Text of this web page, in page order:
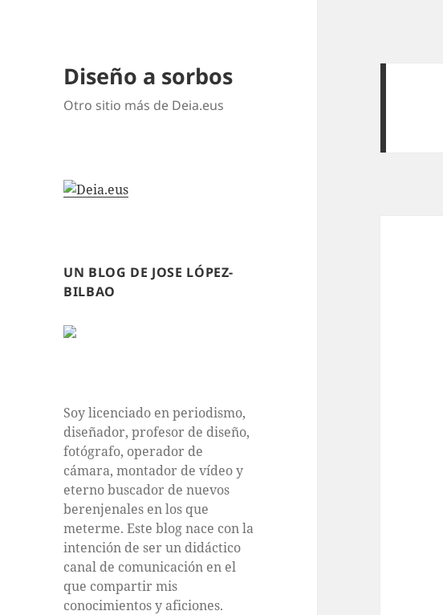
Diseño a sorbos
Otro sitio más de Deia.eus
UN BLOG DE JOSE LÓPEZ-
BILBAO
Soy licenciado en periodismo,
diseñador, profesor de diseño,
fotógrafo, operador de
cámara, montador de vídeo y
eterno buscador de nuevos
berenjenales en los que
meterme. Este blog nace con la
intención de ser un didáctico
canal de comunicación en el
que compartir mis
conocimientos y aficiones.